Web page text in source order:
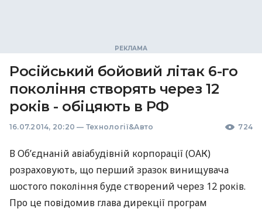
Російський бойовий літак 6-го
покоління створять через 12
років - обіцяють в РФ
16.07.2014, 20:20 — Технології&Авто 724
В Об’єднаній авіабудівній корпорації (ОАК)
розраховують, що перший зразок винищувача
шостого покоління буде створений через 12 років.
Про це повідомив глава дирекції програм